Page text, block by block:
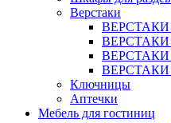
Верстаки
ВЕРСТАКИ
ВЕРСТАКИ
ВЕРСТАКИ
ВЕРСТАКИ
Ключницы
Аптечки
Мебель для гостиниц